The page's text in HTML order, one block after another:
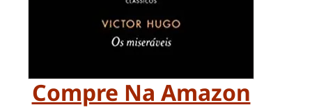
Compre Na Amazon